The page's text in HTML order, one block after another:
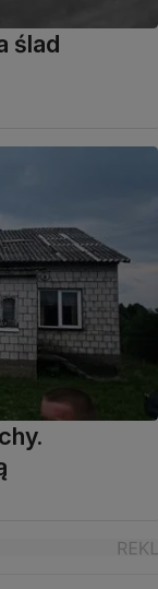
ślad